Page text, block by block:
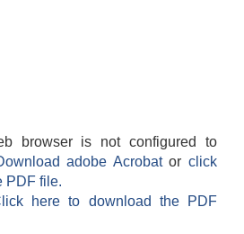
browser is not configured to
adobe Acrobatorclick
PDF file.
here to download the PDF